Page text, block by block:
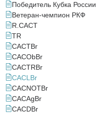
Победитель Кубка России
Ветеран-чемпион РКФ
R.CACT
TR
САСТBr
САСObBr
САСTRBr
САСLBr
САСNOTBr
САСAgBr
САСDBr